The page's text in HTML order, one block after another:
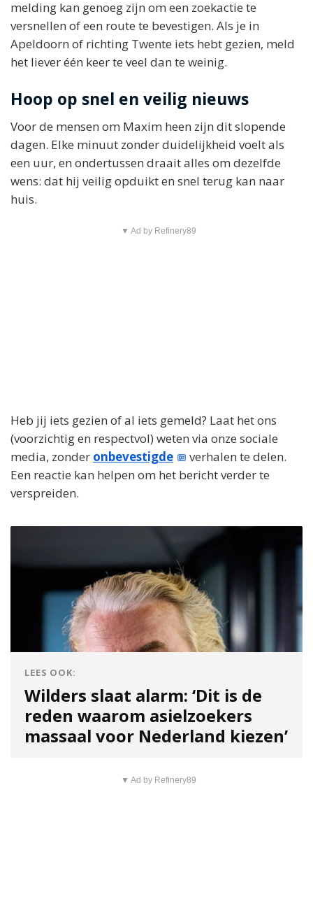
melding kan genoeg zijn om een zoekactie te
versnellen of een route te bevestigen. Als je in
Apeldoorn of richting Twente iets hebt gezien, meld
het liever één keer te veel dan te weinig.
Hoop op snel en veilig nieuws
Voor de mensen om Maxim heen zijn dit slopende
dagen. Elke minuut zonder duidelijkheid voelt als
een uur, en ondertussen draait alles om dezelfde
wens: dat hij veilig opduikt en snel terug kan naar
huis.
▼ Ad by Refinery89
Heb jij iets gezien of al iets gemeld? Laat het ons
(voorzichtig en respectvol) weten via onze sociale
media, zonder onbevestigde
verhalen te delen.
Een reactie kan helpen om het bericht verder te
verspreiden.
LEES OOK:
Wilders slaat alarm: ‘Dit is de
reden waarom asielzoekers
massaal voor Nederland kiezen’
▼ Ad by Refinery89